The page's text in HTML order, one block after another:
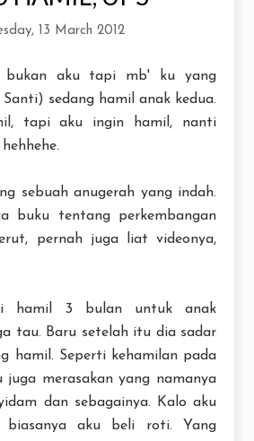
13 March 2012
bukan aku tapi mb' ku yang
sedang hamil anak kedua.
tapi aku ingin hamil, nanti
sebuah anugerah yang indah.
buku tentang perkembangan
pernah juga liat videonya,
hamil 3 bulan untuk anak
tau. Baru setelah itu dia sadar
hamil. Seperti kehamilan pada
juga merasakan yang namanya
dan sebagainya. Kalo aku
biasanya aku beli roti. Yang